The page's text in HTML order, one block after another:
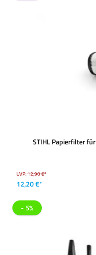
STIHL Papierfilter
UVP:12,90 €*
12,20 €*
- 5%